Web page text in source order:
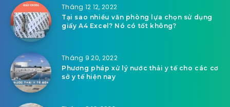
Tháng 12 12, 2022
Tại sao nhiều văn phòng lựa chọn sử dụng
giấy A4 Excel? Nó có tốt không?
Tháng 9 20, 2022
Phương pháp xử lý nước thải y tế cho các cơ
sở y tế hiện nay